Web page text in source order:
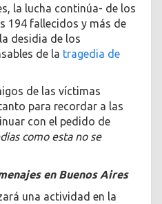
la lucha continúa- de los
194 fallecidos y más de
desidia de los
de la tragedia de
de las víctimas
para recordar a las
con el pedido de
como esta no se
en Buenos Aires
una actividad en la